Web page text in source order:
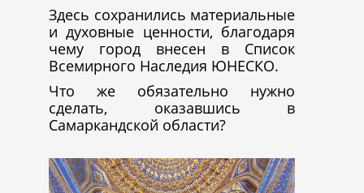
Здесь сохранились материальные
и духовные ценности, благодаря
чему город внесен в Список
Всемирного Наследия ЮНЕСКО.
Что же обязательно нужно
сделать, оказавшись в
Самаркандской области?